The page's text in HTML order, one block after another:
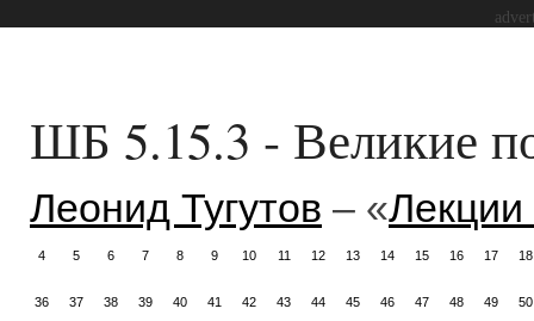
ШБ 5.15.3 - Великие
Леонид Тугутов – «
4 5 6 7 8 9 10 11 12 13 14 15 16 17 18
36 37 38 39 40 41 42 43 44 45 46 47 48 49 50